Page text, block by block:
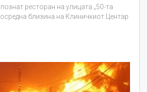
ресторан на улицата „50-та
близина на Клиничкиот Центар